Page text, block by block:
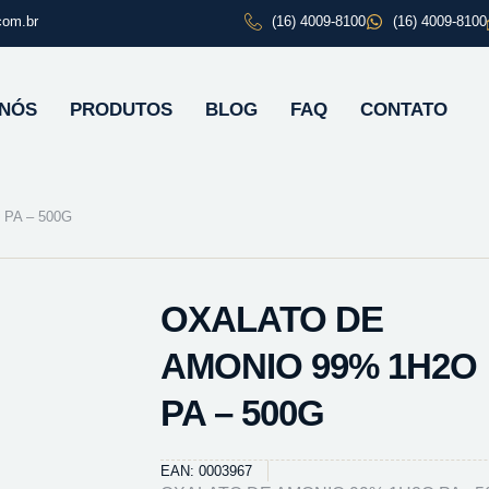
(16) 4009-8100 (16) 4009-8100
PRODUTOS BLOG FAQ CONTATO
– 500G
OXALATO DE
AMONIO 99% 1H2O
PA – 500G
EAN: 0003967